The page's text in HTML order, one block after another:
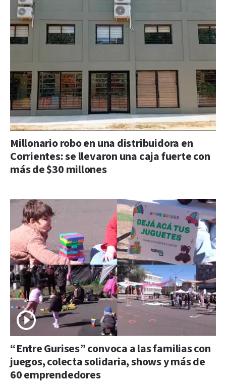
Millonario robo en una distribuidora en
Corrientes: se llevaron una caja fuerte con
más de $30 millones
“Entre Gurises” convoca a las familias con
juegos, colecta solidaria, shows y más de
60 emprendedores